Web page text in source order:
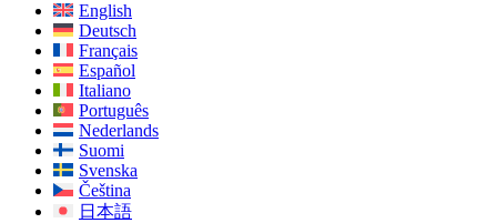
English
Deutsch
Français
Español
Italiano
Português
Nederlands
Suomi
Svenska
Čeština
日本語